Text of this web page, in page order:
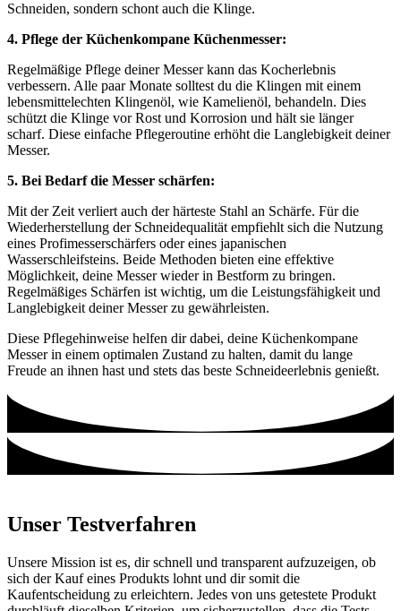
Schneiden, sondern schont auch die Klinge.
4. Pflege der Küchenkompane Küchenmesser:
Regelmäßige Pflege deiner Messer kann das Kocherlebnis
verbessern. Alle paar Monate solltest du die Klingen mit einem
lebensmittelechten Klingenöl, wie Kamelienöl, behandeln. Dies
schützt die Klinge vor Rost und Korrosion und hält sie länger
scharf. Diese einfache Pflegeroutine erhöht die Langlebigkeit deiner
Messer.
5. Bei Bedarf die Messer schärfen:
Mit der Zeit verliert auch der härteste Stahl an Schärfe. Für die
Wiederherstellung der Schneidequalität empfiehlt sich die Nutzung
eines Profimesserschärfers oder eines japanischen
Wasserschleifsteins. Beide Methoden bieten eine effektive
Möglichkeit, deine Messer wieder in Bestform zu bringen.
Regelmäßiges Schärfen ist wichtig, um die Leistungsfähigkeit und
Langlebigkeit deiner Messer zu gewährleisten.
Diese Pflegehinweise helfen dir dabei, deine Küchenkompane
Messer in einem optimalen Zustand zu halten, damit du lange
Freude an ihnen hast und stets das beste Schneideerlebnis genießt.
Unser Testverfahren
Unsere Mission ist es, dir schnell und transparent aufzuzeigen, ob
sich der Kauf eines Produkts lohnt und dir somit die
Kaufentscheidung zu erleichtern. Jedes von uns getestete Produkt